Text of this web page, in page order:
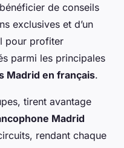
de conseils
exclusives et d’un
pour profiter
parmi les principales
Madrid en français.
tirent avantage
Madrid
rendant chaque